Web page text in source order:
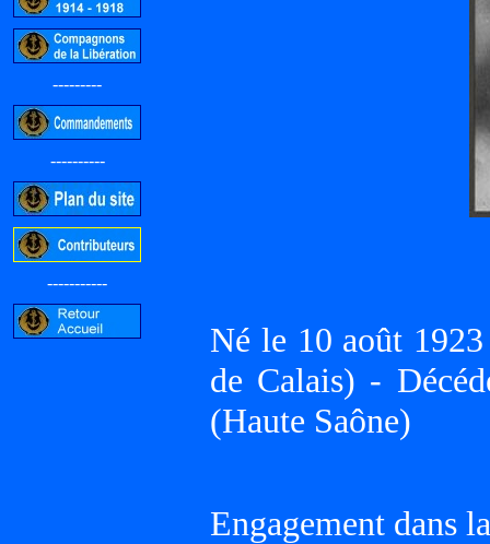
---------
----------
-----------
Né le 10 août
de Calais) -
(Haute Saône)
Engagement dans